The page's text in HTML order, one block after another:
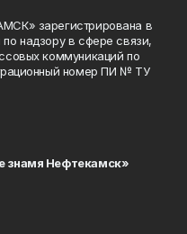
зарегистрирована в
надзору в сфере связи,
коммуникаций по
номер ПИ № ТУ
знамя Нефтекамск»